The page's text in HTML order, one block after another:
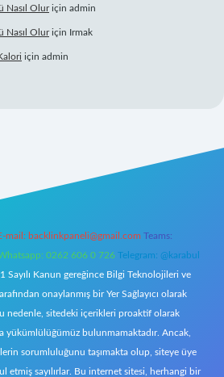
Nasıl Oluriçin admin
Nasıl Oluriçin Irmak
için admin
mail: backlinkpaneli@gmail.com Teams:
0262 606 0 726 Telegram: @karabul
Sayılı Kanun gereğince Bilgi Teknolojileri ve
onaylanmış bir Yer Sağlayıcı olarak
nedenle, sitedeki içerikleri proaktif olarak
yükümlülüğümüz bulunmamaktadır. Ancak,
sorumluluğunu taşımakta olup, siteye üye
etmiş sayılırlar. Bu internet sitesi, herhangi bir